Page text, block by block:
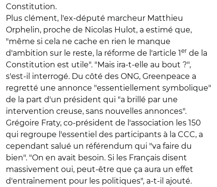
Constitution.
Plus clément, l'ex-député marcheur Matthieu
Orphelin, proche de Nicolas Hulot, a estimé que,
"même si cela ne cache en rien le manque
d'ambition sur le reste, la réforme de l'article 1er de la
Constitution est utile". "Mais ira-t-elle au bout ?",
s'est-il interrogé. Du côté des ONG, Greenpeace a
regretté une annonce "essentiellement symbolique"
de la part d'un président qui "a brillé par une
intervention creuse, sans nouvelles annonces".
Grégoire Fraty, co-président de l'association les 150
qui regroupe l'essentiel des participants à la CCC, a
cependant salué un référendum qui "va faire du
bien". "On en avait besoin. Si les Français disent
massivement oui, peut-être que ça aura un effet
d'entraînement pour les politiques", a-t-il ajouté.